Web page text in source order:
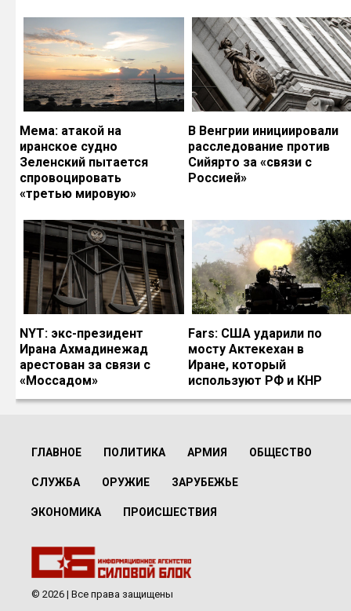
Мема: атакой на
иранское судно
Зеленский пытается
спровоцировать
«третью мировую»
В Венгрии инициировали
расследование против
Сийярто за «связи с
Россией»
NYT: экс-президент
Ирана Ахмадинежад
арестован за связи с
«Моссадом»
Fars: США ударили по
мосту Актекехан в
Иране, который
используют РФ и КНР
ГЛАВНОЕ ПОЛИТИКА АРМИЯ ОБЩЕСТВО
СЛУЖБА ОРУЖИЕ ЗАРУБЕЖЬЕ
ЭКОНОМИКА ПРОИСШЕСТВИЯ
© 2026 | Все права защищены